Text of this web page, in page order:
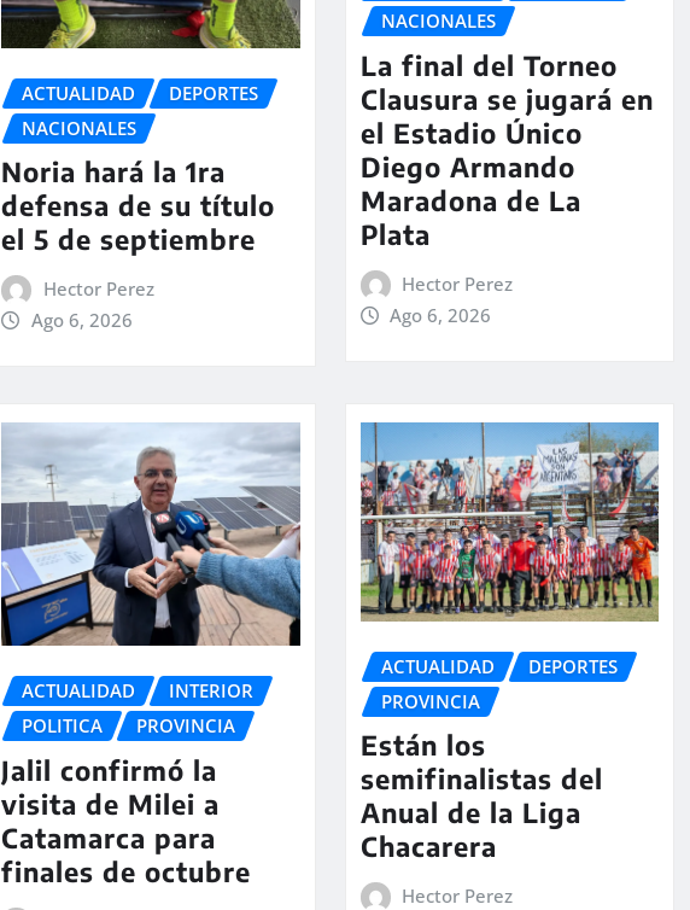
ACTUALIDAD
DEPORTES
NACIONALES
Noria hará la 1ra
defensa de su título
el 5 de septiembre
Hector Perez
Ago 6, 2026
NACIONALES
La final del Torneo
Clausura se jugará en
el Estadio Único
Diego Armando
Maradona de La
Plata
Hector Perez
Ago 6, 2026
ACTUALIDAD
INTERIOR
POLITICA
PROVINCIA
Jalil confirmó la
visita de Milei a
Catamarca para
finales de octubre
ACTUALIDAD
DEPORTES
PROVINCIA
Están los
semifinalistas del
Anual de la Liga
Chacarera
Hector Perez